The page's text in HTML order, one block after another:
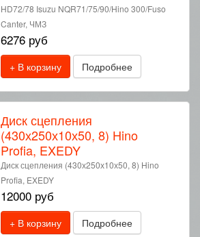
HD72/78 Isuzu NQR71/75/90/Hino 300/Fuso
Canter, ЧМЗ
6276 руб
+ В корзину Подробнее
Диск сцепления
(430х250х10х50, 8) Hino
Profia, EXEDY
Диск сцепления (430х250х10х50, 8) Hino
Profia, EXEDY
12000 руб
+ В корзину Подробнее